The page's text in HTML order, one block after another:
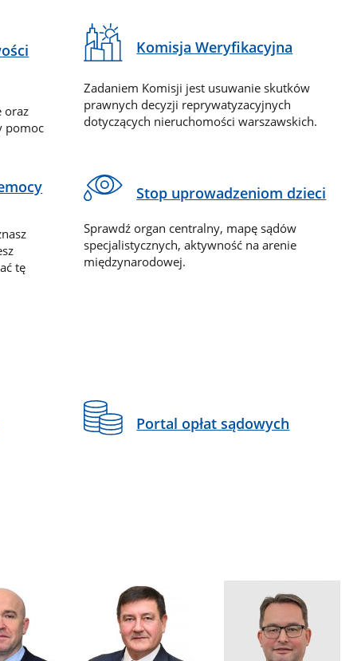
oraz
pomoc
Komisja Weryfikacyjna
Zadaniem Komisji jest usuwanie skutków
prawnych decyzji reprywatyzacyjnych
dotyczących nieruchomości warszawskich.
tę
Stop uprowadzeniom dzieci
Sprawdź organ centralny, mapę sądów
specjalistycznych, aktywność na arenie
międzynarodowej.
Portal opłat sądowych